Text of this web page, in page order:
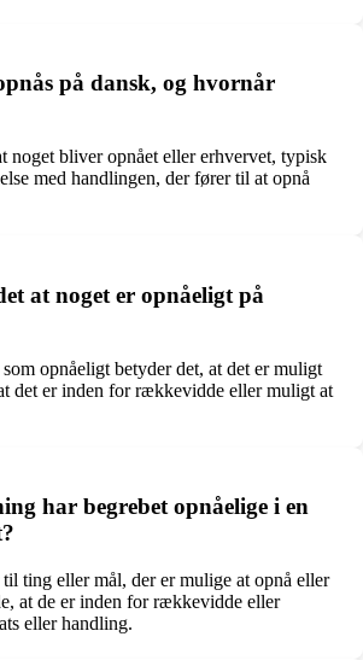
på dansk, og hvornår
noget bliver opnået eller erhvervet, typisk
med handlingen, der fører til at opnå
at noget er opnåeligt på
opnåeligt betyder det, at det er muligt
det er inden for rækkevidde eller muligt at
har begrebet opnåelige i en
ting eller mål, der er mulige at opnå eller
at de er inden for rækkevidde eller
eller handling.